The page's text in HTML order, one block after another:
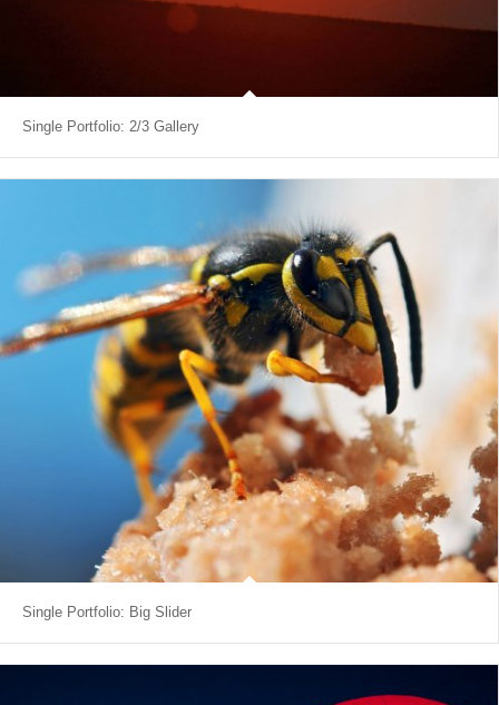
Single Portfolio: 2/3 Gallery
Single Portfolio: Big Slider